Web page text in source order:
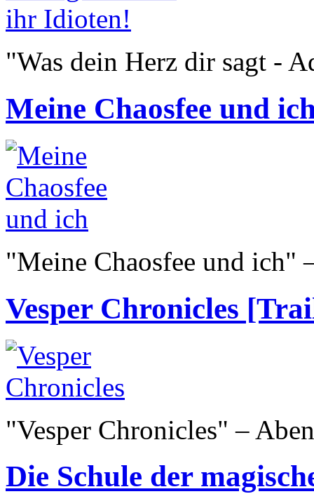
"Was dein Herz dir sagt -
Meine Chaosfee und
"Meine Chaosfee und ich"
Vesper Chronicles
"Vesper Chronicles" –
Die Schule der